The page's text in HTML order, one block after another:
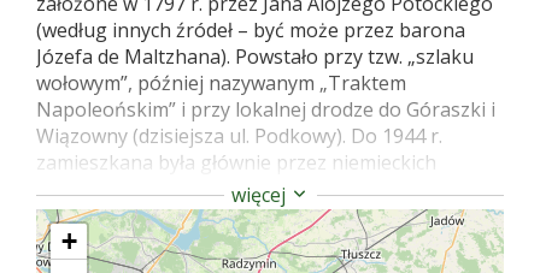
(według innych źródeł – być może przez barona
Józefa de Maltzhana). Powstało przy tzw. „szlaku
wołowym”, później nazywanym „Traktem
Napoleońskim” i przy lokalnej drodze do Góraszki i
Wiązowny (dzisiejsza ul. Podkowy). Do 1944 r.
zamieszkana była głównie przez niemieckich
kolonistów, po których pozostał zarastający lasem
cmentarz przy ul. Szulczyka.
Wydma leżąca na płd.-zach. krańcu osiedla nosi
więcej
+